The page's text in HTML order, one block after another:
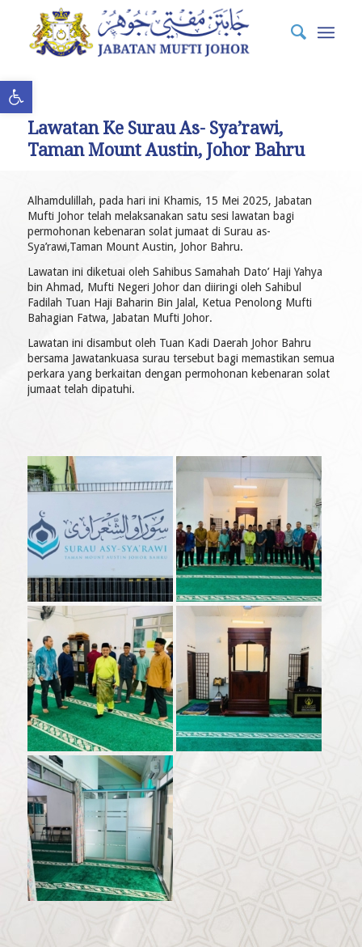
Open toolbar
Lawatan Ke Surau As- Sya’rawi,
Taman Mount Austin, Johor Bahru
Alhamdulillah, pada hari ini Khamis, 15 Mei 2025, Jabatan
Mufti Johor telah melaksanakan satu sesi lawatan bagi
permohonan kebenaran solat jumaat di Surau as-
Sya’rawi,Taman Mount Austin, Johor Bahru.
Lawatan ini diketuai oleh Sahibus Samahah Dato’ Haji Yahya
bin Ahmad, Mufti Negeri Johor dan diiringi oleh Sahibul
Fadilah Tuan Haji Baharin Bin Jalal, Ketua Penolong Mufti
Bahagian Fatwa, Jabatan Mufti Johor.
Lawatan ini disambut oleh Tuan Kadi Daerah Johor Bahru
bersama Jawatankuasa surau tersebut bagi memastikan semua
perkara yang berkaitan dengan permohonan kebenaran solat
jumaat telah dipatuhi.